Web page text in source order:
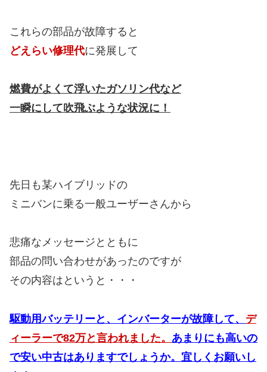
これらの部品が故障すると
どえらい修理代に発展して
燃費がよくて浮いたガソリン代など
一瞬にして吹飛ぶような状況に！
先日も某ハイブリッドの
ミニバンに乗る一般ユーザーさんから
悲痛なメッセージとともに
部品の問い合わせがあったのですが
その内容はというと・・・
駆動用バッテリーと、インバーターが故障して、 デ
ィーラーで82万と言われました。 あまりにも高いの
で安い中古はありますでしょうか。宜しくお願いし